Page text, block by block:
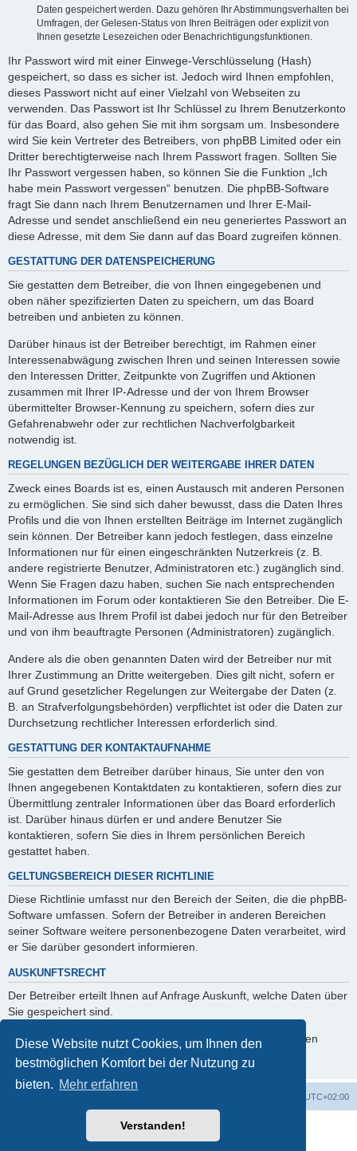
Diese Website nutzt Cookies, um Ihnen den
bestmöglichen Komfort bei der Nutzung zu
bieten. Mehr erfahren
Verstanden!
Daten gespeichert werden. Dazu gehören Ihr Abstimmungsverhalten bei
Umfragen, der Gelesen-Status von Ihren Beiträgen oder explizit von
Ihnen gesetzte Lesezeichen oder Benachrichtigungsfunktionen.
Ihr Passwort wird mit einer Einwege-Verschlüsselung (Hash)
gespeichert, so dass es sicher ist. Jedoch wird Ihnen empfohlen,
dieses Passwort nicht auf einer Vielzahl von Webseiten zu
verwenden. Das Passwort ist Ihr Schlüssel zu Ihrem Benutzerkonto
für das Board, also gehen Sie mit ihm sorgsam um. Insbesondere
wird Sie kein Vertreter des Betreibers, von phpBB Limited oder ein
Dritter berechtigterweise nach Ihrem Passwort fragen. Sollten Sie
Ihr Passwort vergessen haben, so können Sie die Funktion „Ich
habe mein Passwort vergessen“ benutzen. Die phpBB-Software
fragt Sie dann nach Ihrem Benutzernamen und Ihrer E-Mail-
Adresse und sendet anschließend ein neu generiertes Passwort an
diese Adresse, mit dem Sie dann auf das Board zugreifen können.
GESTATTUNG DER DATENSPEICHERUNG
Sie gestatten dem Betreiber, die von Ihnen eingegebenen und
oben näher spezifizierten Daten zu speichern, um das Board
betreiben und anbieten zu können.
Darüber hinaus ist der Betreiber berechtigt, im Rahmen einer
Interessenabwägung zwischen Ihren und seinen Interessen sowie
den Interessen Dritter, Zeitpunkte von Zugriffen und Aktionen
zusammen mit Ihrer IP-Adresse und der von Ihrem Browser
übermittelter Browser-Kennung zu speichern, sofern dies zur
Gefahrenabwehr oder zur rechtlichen Nachverfolgbarkeit
notwendig ist.
REGELUNGEN BEZÜGLICH DER WEITERGABE IHRER DATEN
Zweck eines Boards ist es, einen Austausch mit anderen Personen
zu ermöglichen. Sie sind sich daher bewusst, dass die Daten Ihres
Profils und die von Ihnen erstellten Beiträge im Internet zugänglich
sein können. Der Betreiber kann jedoch festlegen, dass einzelne
Informationen nur für einen eingeschränkten Nutzerkreis (z. B.
andere registrierte Benutzer, Administratoren etc.) zugänglich sind.
Wenn Sie Fragen dazu haben, suchen Sie nach entsprechenden
Informationen im Forum oder kontaktieren Sie den Betreiber. Die E-
Mail-Adresse aus Ihrem Profil ist dabei jedoch nur für den Betreiber
und von ihm beauftragte Personen (Administratoren) zugänglich.
Andere als die oben genannten Daten wird der Betreiber nur mit
Ihrer Zustimmung an Dritte weitergeben. Dies gilt nicht, sofern er
auf Grund gesetzlicher Regelungen zur Weitergabe der Daten (z.
B. an Strafverfolgungsbehörden) verpflichtet ist oder die Daten zur
Durchsetzung rechtlicher Interessen erforderlich sind.
GESTATTUNG DER KONTAKTAUFNAHME
Sie gestatten dem Betreiber darüber hinaus, Sie unter den von
Ihnen angegebenen Kontaktdaten zu kontaktieren, sofern dies zur
Übermittlung zentraler Informationen über das Board erforderlich
ist. Darüber hinaus dürfen er und andere Benutzer Sie
kontaktieren, sofern Sie dies in Ihrem persönlichen Bereich
gestattet haben.
GELTUNGSBEREICH DIESER RICHTLINIE
Diese Richtlinie umfasst nur den Bereich der Seiten, die die phpBB-
Software umfassen. Sofern der Betreiber in anderen Bereichen
seiner Software weitere personenbezogene Daten verarbeitet, wird
er Sie darüber gesondert informieren.
AUSKUNFTSRECHT
Der Betreiber erteilt Ihnen auf Anfrage Auskunft, welche Daten über
Sie gespeichert sind.
Sie können jederzeit die Löschung bzw. Sperrung Ihrer Daten
verlangen. Kontaktieren Sie hierzu bitte den Betreiber.
UTC+02:00
Powered byphpBB® Forum Software © phpBB Limited
phpBB.de